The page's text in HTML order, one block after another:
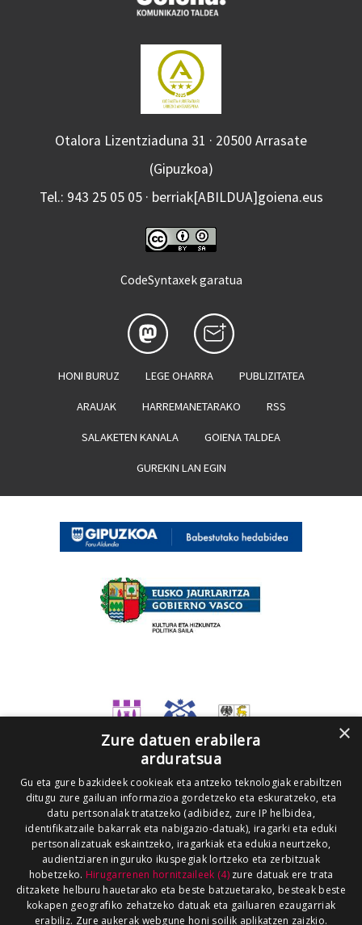
Otalora Lizentziaduna 31 · 20500 Arrasate
(Gipuzkoa)
Tel.: 943 25 05 05 · berriak[ABILDUA]goiena.eus
CodeSyntaxek garatua
HONI BURUZ LEGE OHARRA PUBLIZITATEA
ARAUAK HARREMANETARAKO RSS
SALAKETEN KANALA GOIENA TALDEA
GUREKIN LAN EGIN
×
Zure datuen erabilera
arduratsua
Gu eta gure bazkideek cookieak eta antzeko teknologiak erabiltzen
ditugu zure gailuan informazioa gordetzeko eta eskuratzeko, eta
datu pertsonalak tratatzeko (adibidez, zure IP helbidea,
identifikatzaile bakarrak eta nabigazio-datuak), iragarki eta eduki
pertsonalizatuak eskaintzeko, iragarkiak eta edukia neurtzeko,
audientziaren inguruko ikuspegiak lortzeko eta zerbitzuak
hobetzeko. Hirugarrenen hornitzaileek (4)zure datuak ere trata
ditzakete helburu hauetarako eta beste batzuetarako, besteak beste
kokapen geografiko zehatzeko datuak eta gailuaren ezaugarriak
erabiliz. Zure aukerak webgune honi soilik aplikatzen zaizkio.